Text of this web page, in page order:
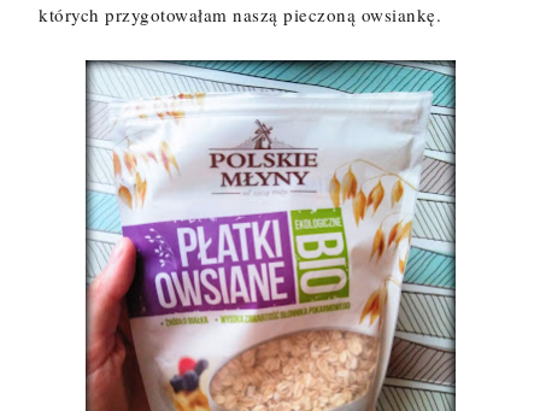
których przygotowałam naszą pieczoną owsiankę.